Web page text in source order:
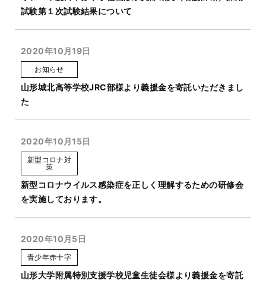
試験第１次試験結果について
2020年10月19日
お知らせ
山形城北高等学校JRC部様より義援金を寄託いただきまし
た
2020年10月15日
新型コロナ対
策
新型コロナウイルス感染症を正しく理解するための研修会
を実施しております。
2020年10月5日
青少年赤十字
山形大学附属特別支援学校児童生徒会様より義援金を寄託